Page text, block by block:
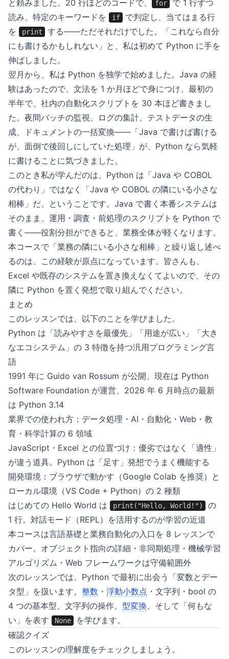
と頼みました。20 行ほどのコードで、
for
で 1 行ずつ
読み、特定のキーワードを
if
で判定し、当てはまる行
を
print
する——ただそれだけでした。「これなら自分
にも書けるかもしれない」と、私は初めて Python に手を
伸ばしました。
翌月から、私は Python を独学で始めました。Java の経
験はあったので、文法を 1 か月ほどで身につけ、最初の
半年で、社内の自動化スクリプトを 30 本ほど書きまし
た。夜間バッチの監視、ログの集計、テストデータの生
成、ドキュメントの一括変換——「Java で書けば書ける
が、面倒で後回しにしていた処理」が、Python なら気軽
に書けることに気づきました。
このとき私が学んだのは、Python は「Java や COBOL
の代わり」ではなく「Java や COBOL の隣にいる小さな
相棒」だ、ということです。Java で書く本番システムは
そのまま、運用・調査・前処理のスクリプトを Python で
書く——役割分担ができると、業務全体が軽くなります。
本コースで「業務の隣にいる小さな相棒」と繰り返し述べ
るのは、この経験が原点になっています。皆さんも、
Excel や既存のシステムを置き換えなくてよいので、その
隣に Python を置く発想で取り組んでください。
まとめ
このレッスンでは、以下のことを学びました。
Python は「読みやすさを最優先」「用途が広い」「大き
なエコシステム」の 3 特徴を持つ汎用プログラミング言
語
1991 年に Guido van Rossum が公開、現在は Python
Software Foundation が運営、2026 年 6 月時点の最新
は Python 3.14
業界での使われ方：データ処理・AI・自動化・Web・教
育・科学計算の 6 領域
JavaScript・Excel との位置づけ：優劣ではなく「適性」
が違う道具。Python は「足す」発想でうまく機能する
開発環境：ブラウザで動かす（Google Colab を推奨）と
ローカル環境（VS Code + Python）の 2 種類
はじめての Hello World は
print("Hello, World!")
の
1 行。対話モード（REPL）を活用するのが学習の近道
本コースは言語基礎と業務自動化の入口を 8 レッスンで
カバー。オブジェクト指向の詳細・非同期処理・機械学習
アルゴリズム・Web フレームワークは守備範囲外
次のレッスンでは、Python で最初に出会う「変数とデー
タ型」を扱います。 整数 ・ 浮動小数点 ・文字列・bool の
4 つの基本型、文字列の操作、 型変換、そして「何もな
い」を表す
None
を学びます。
確認クイズ
このレッスンの理解度をチェックしましょう。